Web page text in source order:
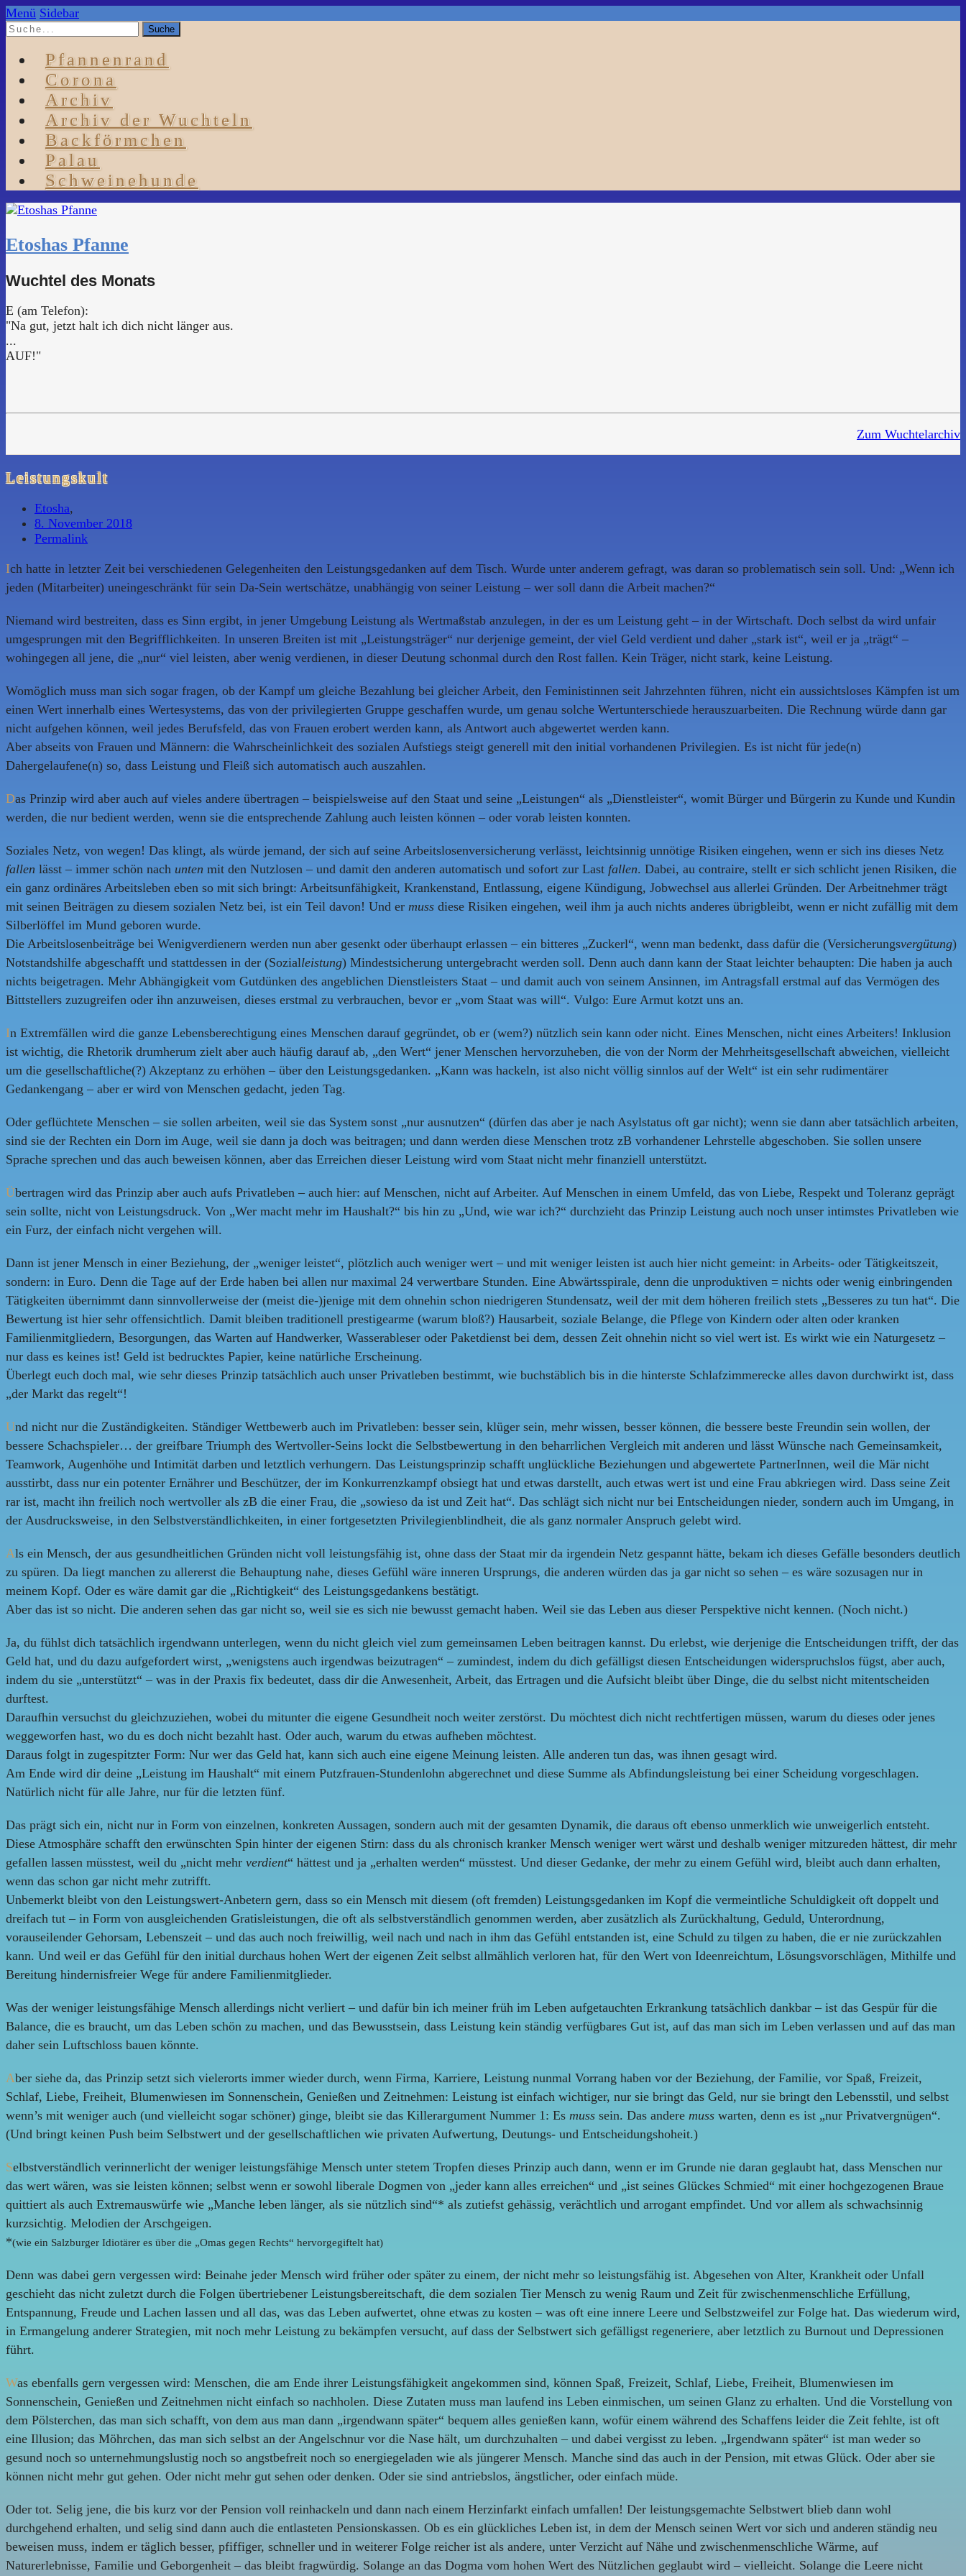
Menü Sidebar
Pfannenrand
Corona
Archiv
Archiv der Wuchteln
Backförmchen
Palau
Schweinehunde
Etoshas Pfanne
Wuchtel des Monats
E (am Telefon):
"Na gut, jetzt halt ich dich nicht länger aus.
...
AUF!"
Zum Wuchtelarchiv
Leistungskult
Etosha,
8. November 2018
Permalink
Ich hatte in letzter Zeit bei verschiedenen Gelegenheiten den Leistungsgedanken auf dem Tisch. Wurde unter anderem gefragt, was daran so problematisch sein soll. Und: „Wenn ich
jeden (Mitarbeiter) uneingeschränkt für sein Da-Sein wertschätze, unabhängig von seiner Leistung – wer soll dann die Arbeit machen?“
Niemand wird bestreiten, dass es Sinn ergibt, in jener Umgebung Leistung als Wertmaßstab anzulegen, in der es um Leistung geht – in der Wirtschaft. Doch selbst da wird unfair
umgesprungen mit den Begrifflichkeiten. In unseren Breiten ist mit „Leistungsträger“ nur derjenige gemeint, der viel Geld verdient und daher „stark ist“, weil er ja „trägt“ –
wohingegen all jene, die „nur“ viel leisten, aber wenig verdienen, in dieser Deutung schonmal durch den Rost fallen. Kein Träger, nicht stark, keine Leistung.
Womöglich muss man sich sogar fragen, ob der Kampf um gleiche Bezahlung bei gleicher Arbeit, den Feministinnen seit Jahrzehnten führen, nicht ein aussichtsloses Kämpfen ist um
einen Wert innerhalb eines Wertesystems, das von der privilegierten Gruppe geschaffen wurde, um genau solche Wertunterschiede herauszuarbeiten. Die Rechnung würde dann gar
nicht aufgehen können, weil jedes Berufsfeld, das von Frauen erobert werden kann, als Antwort auch abgewertet werden kann.
Aber abseits von Frauen und Männern: die Wahrscheinlichkeit des sozialen Aufstiegs steigt generell mit den initial vorhandenen Privilegien. Es ist nicht für jede(n)
Dahergelaufene(n) so, dass Leistung und Fleiß sich automatisch auch auszahlen.
Das Prinzip wird aber auch auf vieles andere übertragen – beispielsweise auf den Staat und seine „Leistungen“ als „Dienstleister“, womit Bürger und Bürgerin zu Kunde und Kundin
werden, die nur bedient werden, wenn sie die entsprechende Zahlung auch leisten können – oder vorab leisten konnten.
Soziales Netz, von wegen! Das klingt, als würde jemand, der sich auf seine Arbeitslosenversicherung verlässt, leichtsinnig unnötige Risiken eingehen, wenn er sich ins dieses Netz
fallen lässt – immer schön nach unten mit den Nutzlosen – und damit den anderen automatisch und sofort zur Last fallen. Dabei, au contraire, stellt er sich schlicht jenen Risiken, die
ein ganz ordinäres Arbeitsleben eben so mit sich bringt: Arbeitsunfähigkeit, Krankenstand, Entlassung, eigene Kündigung, Jobwechsel aus allerlei Gründen. Der Arbeitnehmer trägt
mit seinen Beiträgen zu diesem sozialen Netz bei, ist ein Teil davon! Und er muss diese Risiken eingehen, weil ihm ja auch nichts anderes übrigbleibt, wenn er nicht zufällig mit dem
Silberlöffel im Mund geboren wurde.
Die Arbeitslosenbeiträge bei Wenigverdienern werden nun aber gesenkt oder überhaupt erlassen – ein bitteres „Zuckerl“, wenn man bedenkt, dass dafür die (Versicherungsvergütung)
Notstandshilfe abgeschafft und stattdessen in der (Sozialleistung) Mindestsicherung untergebracht werden soll. Denn auch dann kann der Staat leichter behaupten: Die haben ja auch
nichts beigetragen. Mehr Abhängigkeit vom Gutdünken des angeblichen Dienstleisters Staat – und damit auch von seinem Ansinnen, im Antragsfall erstmal auf das Vermögen des
Bittstellers zuzugreifen oder ihn anzuweisen, dieses erstmal zu verbrauchen, bevor er „vom Staat was will“. Vulgo: Eure Armut kotzt uns an.
In Extremfällen wird die ganze Lebensberechtigung eines Menschen darauf gegründet, ob er (wem?) nützlich sein kann oder nicht. Eines Menschen, nicht eines Arbeiters! Inklusion
ist wichtig, die Rhetorik drumherum zielt aber auch häufig darauf ab, „den Wert“ jener Menschen hervorzuheben, die von der Norm der Mehrheitsgesellschaft abweichen, vielleicht
um die gesellschaftliche(?) Akzeptanz zu erhöhen – über den Leistungsgedanken. „Kann was hackeln, ist also nicht völlig sinnlos auf der Welt“ ist ein sehr rudimentärer
Gedankengang – aber er wird von Menschen gedacht, jeden Tag.
Oder geflüchtete Menschen – sie sollen arbeiten, weil sie das System sonst „nur ausnutzen“ (dürfen das aber je nach Asylstatus oft gar nicht); wenn sie dann aber tatsächlich arbeiten,
sind sie der Rechten ein Dorn im Auge, weil sie dann ja doch was beitragen; und dann werden diese Menschen trotz zB vorhandener Lehrstelle abgeschoben. Sie sollen unsere
Sprache sprechen und das auch beweisen können, aber das Erreichen dieser Leistung wird vom Staat nicht mehr finanziell unterstützt.
Übertragen wird das Prinzip aber auch aufs Privatleben – auch hier: auf Menschen, nicht auf Arbeiter. Auf Menschen in einem Umfeld, das von Liebe, Respekt und Toleranz geprägt
sein sollte, nicht von Leistungsdruck. Von „Wer macht mehr im Haushalt?“ bis hin zu „Und, wie war ich?“ durchzieht das Prinzip Leistung auch noch unser intimstes Privatleben wie
ein Furz, der einfach nicht vergehen will.
Dann ist jener Mensch in einer Beziehung, der „weniger leistet“, plötzlich auch weniger wert – und mit weniger leisten ist auch hier nicht gemeint: in Arbeits- oder Tätigkeitszeit,
sondern: in Euro. Denn die Tage auf der Erde haben bei allen nur maximal 24 verwertbare Stunden. Eine Abwärtsspirale, denn die unproduktiven = nichts oder wenig einbringenden
Tätigkeiten übernimmt dann sinnvollerweise der (meist die-)jenige mit dem ohnehin schon niedrigeren Stundensatz, weil der mit dem höheren freilich stets „Besseres zu tun hat“. Die
Bewertung ist hier sehr offensichtlich. Damit bleiben traditionell prestigearme (warum bloß?) Hausarbeit, soziale Belange, die Pflege von Kindern oder alten oder kranken
Familienmitgliedern, Besorgungen, das Warten auf Handwerker, Wasserableser oder Paketdienst bei dem, dessen Zeit ohnehin nicht so viel wert ist. Es wirkt wie ein Naturgesetz –
nur dass es keines ist! Geld ist bedrucktes Papier, keine natürliche Erscheinung.
Überlegt euch doch mal, wie sehr dieses Prinzip tatsächlich auch unser Privatleben bestimmt, wie buchstäblich bis in die hinterste Schlafzimmerecke alles davon durchwirkt ist, dass
„der Markt das regelt“!
Und nicht nur die Zuständigkeiten. Ständiger Wettbewerb auch im Privatleben: besser sein, klüger sein, mehr wissen, besser können, die bessere beste Freundin sein wollen, der
bessere Schachspieler… der greifbare Triumph des Wertvoller-Seins lockt die Selbstbewertung in den beharrlichen Vergleich mit anderen und lässt Wünsche nach Gemeinsamkeit,
Teamwork, Augenhöhe und Intimität darben und letztlich verhungern. Das Leistungsprinzip schafft unglückliche Beziehungen und abgewertete PartnerInnen, weil die Mär nicht
ausstirbt, dass nur ein potenter Ernährer und Beschützer, der im Konkurrenzkampf obsiegt hat und etwas darstellt, auch etwas wert ist und eine Frau abkriegen wird. Dass seine Zeit
rar ist, macht ihn freilich noch wertvoller als zB die einer Frau, die „sowieso da ist und Zeit hat“. Das schlägt sich nicht nur bei Entscheidungen nieder, sondern auch im Umgang, in
der Ausdrucksweise, in den Selbstverständlichkeiten, in einer fortgesetzten Privilegienblindheit, die als ganz normaler Anspruch gelebt wird.
Als ein Mensch, der aus gesundheitlichen Gründen nicht voll leistungsfähig ist, ohne dass der Staat mir da irgendein Netz gespannt hätte, bekam ich dieses Gefälle besonders deutlich
zu spüren. Da liegt manchen zu allererst die Behauptung nahe, dieses Gefühl wäre inneren Ursprungs, die anderen würden das ja gar nicht so sehen – es wäre sozusagen nur in
meinem Kopf. Oder es wäre damit gar die „Richtigkeit“ des Leistungsgedankens bestätigt.
Aber das ist so nicht. Die anderen sehen das gar nicht so, weil sie es sich nie bewusst gemacht haben. Weil sie das Leben aus dieser Perspektive nicht kennen. (Noch nicht.)
Ja, du fühlst dich tatsächlich irgendwann unterlegen, wenn du nicht gleich viel zum gemeinsamen Leben beitragen kannst. Du erlebst, wie derjenige die Entscheidungen trifft, der das
Geld hat, und du dazu aufgefordert wirst, „wenigstens auch irgendwas beizutragen“ – zumindest, indem du dich gefälligst diesen Entscheidungen widerspruchslos fügst, aber auch,
indem du sie „unterstützt“ – was in der Praxis fix bedeutet, dass dir die Anwesenheit, Arbeit, das Ertragen und die Aufsicht bleibt über Dinge, die du selbst nicht mitentscheiden
durftest.
Daraufhin versuchst du gleichzuziehen, wobei du mitunter die eigene Gesundheit noch weiter zerstörst. Du möchtest dich nicht rechtfertigen müssen, warum du dieses oder jenes
weggeworfen hast, wo du es doch nicht bezahlt hast. Oder auch, warum du etwas aufheben möchtest.
Daraus folgt in zugespitzter Form: Nur wer das Geld hat, kann sich auch eine eigene Meinung leisten. Alle anderen tun das, was ihnen gesagt wird.
Am Ende wird dir deine „Leistung im Haushalt“ mit einem Putzfrauen-Stundenlohn abgerechnet und diese Summe als Abfindungsleistung bei einer Scheidung vorgeschlagen.
Natürlich nicht für alle Jahre, nur für die letzten fünf.
Das prägt sich ein, nicht nur in Form von einzelnen, konkreten Aussagen, sondern auch mit der gesamten Dynamik, die daraus oft ebenso unmerklich wie unweigerlich entsteht.
Diese Atmosphäre schafft den erwünschten Spin hinter der eigenen Stirn: dass du als chronisch kranker Mensch weniger wert wärst und deshalb weniger mitzureden hättest, dir mehr
gefallen lassen müsstest, weil du „nicht mehr verdient“ hättest und ja „erhalten werden“ müsstest. Und dieser Gedanke, der mehr zu einem Gefühl wird, bleibt auch dann erhalten,
wenn das schon gar nicht mehr zutrifft.
Unbemerkt bleibt von den Leistungswert-Anbetern gern, dass so ein Mensch mit diesem (oft fremden) Leistungsgedanken im Kopf die vermeintliche Schuldigkeit oft doppelt und
dreifach tut – in Form von ausgleichenden Gratisleistungen, die oft als selbstverständlich genommen werden, aber zusätzlich als Zurückhaltung, Geduld, Unterordnung,
vorauseilender Gehorsam, Lebenszeit – und das auch noch freiwillig, weil nach und nach in ihm das Gefühl entstanden ist, eine Schuld zu tilgen zu haben, die er nie zurückzahlen
kann. Und weil er das Gefühl für den initial durchaus hohen Wert der eigenen Zeit selbst allmählich verloren hat, für den Wert von Ideenreichtum, Lösungsvorschlägen, Mithilfe und
Bereitung hindernisfreier Wege für andere Familienmitglieder.
Was der weniger leistungsfähige Mensch allerdings nicht verliert – und dafür bin ich meiner früh im Leben aufgetauchten Erkrankung tatsächlich dankbar – ist das Gespür für die
Balance, die es braucht, um das Leben schön zu machen, und das Bewusstsein, dass Leistung kein ständig verfügbares Gut ist, auf das man sich im Leben verlassen und auf das man
daher sein Luftschloss bauen könnte.
Aber siehe da, das Prinzip setzt sich vielerorts immer wieder durch, wenn Firma, Karriere, Leistung nunmal Vorrang haben vor der Beziehung, der Familie, vor Spaß, Freizeit,
Schlaf, Liebe, Freiheit, Blumenwiesen im Sonnenschein, Genießen und Zeitnehmen: Leistung ist einfach wichtiger, nur sie bringt das Geld, nur sie bringt den Lebensstil, und selbst
wenn’s mit weniger auch (und vielleicht sogar schöner) ginge, bleibt sie das Killerargument Nummer 1: Es muss sein. Das andere muss warten, denn es ist „nur Privatvergnügen“.
(Und bringt keinen Push beim Selbstwert und der gesellschaftlichen wie privaten Aufwertung, Deutungs- und Entscheidungshoheit.)
Selbstverständlich verinnerlicht der weniger leistungsfähige Mensch unter stetem Tropfen dieses Prinzip auch dann, wenn er im Grunde nie daran geglaubt hat, dass Menschen nur
das wert wären, was sie leisten können; selbst wenn er sowohl liberale Dogmen von „jeder kann alles erreichen“ und „ist seines Glückes Schmied“ mit einer hochgezogenen Braue
quittiert als auch Extremauswürfe wie „Manche leben länger, als sie nützlich sind“* als zutiefst gehässig, verächtlich und arrogant empfindet. Und vor allem als schwachsinnig
kurzsichtig. Melodien der Arschgeigen.
*(wie ein Salzburger Idiotärer es über die „Omas gegen Rechts“ hervorgegiftelt hat)
Denn was dabei gern vergessen wird: Beinahe jeder Mensch wird früher oder später zu einem, der nicht mehr so leistungsfähig ist. Abgesehen von Alter, Krankheit oder Unfall
geschieht das nicht zuletzt durch die Folgen übertriebener Leistungsbereitschaft, die dem sozialen Tier Mensch zu wenig Raum und Zeit für zwischenmenschliche Erfüllung,
Entspannung, Freude und Lachen lassen und all das, was das Leben aufwertet, ohne etwas zu kosten – was oft eine innere Leere und Selbstzweifel zur Folge hat. Das wiederum wird,
in Ermangelung anderer Strategien, mit noch mehr Leistung zu bekämpfen versucht, auf dass der Selbstwert sich gefälligst regeneriere, aber letztlich zu Burnout und Depressionen
führt.
Was ebenfalls gern vergessen wird: Menschen, die am Ende ihrer Leistungsfähigkeit angekommen sind, können Spaß, Freizeit, Schlaf, Liebe, Freiheit, Blumenwiesen im
Sonnenschein, Genießen und Zeitnehmen nicht einfach so nachholen. Diese Zutaten muss man laufend ins Leben einmischen, um seinen Glanz zu erhalten. Und die Vorstellung von
dem Pölsterchen, das man sich schafft, von dem aus man dann „irgendwann später“ bequem alles genießen kann, wofür einem während des Schaffens leider die Zeit fehlte, ist oft
eine Illusion; das Möhrchen, das man sich selbst an der Angelschnur vor die Nase hält, um durchzuhalten – und dabei vergisst zu leben. „Irgendwann später“ ist man weder so
gesund noch so unternehmungslustig noch so angstbefreit noch so energiegeladen wie als jüngerer Mensch. Manche sind das auch in der Pension, mit etwas Glück. Oder aber sie
können nicht mehr gut gehen. Oder nicht mehr gut sehen oder denken. Oder sie sind antriebslos, ängstlicher, oder einfach müde.
Oder tot. Selig jene, die bis kurz vor der Pension voll reinhackeln und dann nach einem Herzinfarkt einfach umfallen! Der leistungsgemachte Selbstwert blieb dann wohl
durchgehend erhalten, und selig sind dann auch die entlasteten Pensionskassen. Ob es ein glückliches Leben ist, in dem der Mensch seinen Wert vor sich und anderen ständig neu
beweisen muss, indem er täglich besser, pfiffiger, schneller und in weiterer Folge reicher ist als andere, unter Verzicht auf Nähe und zwischenmenschliche Wärme, auf
Naturerlebnisse, Familie und Geborgenheit – das bleibt fragwürdig. Solange an das Dogma vom hohen Wert des Nützlichen geglaubt wird – vielleicht. Solange die Leere nicht